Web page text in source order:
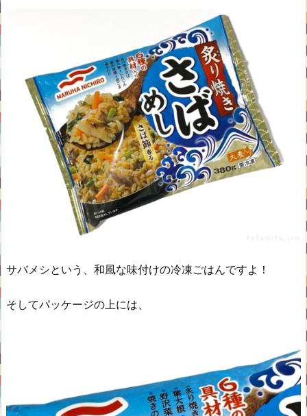
サバメシという、和風な味付けの冷凍ごはんですよ！
そしてパッケージの上には、